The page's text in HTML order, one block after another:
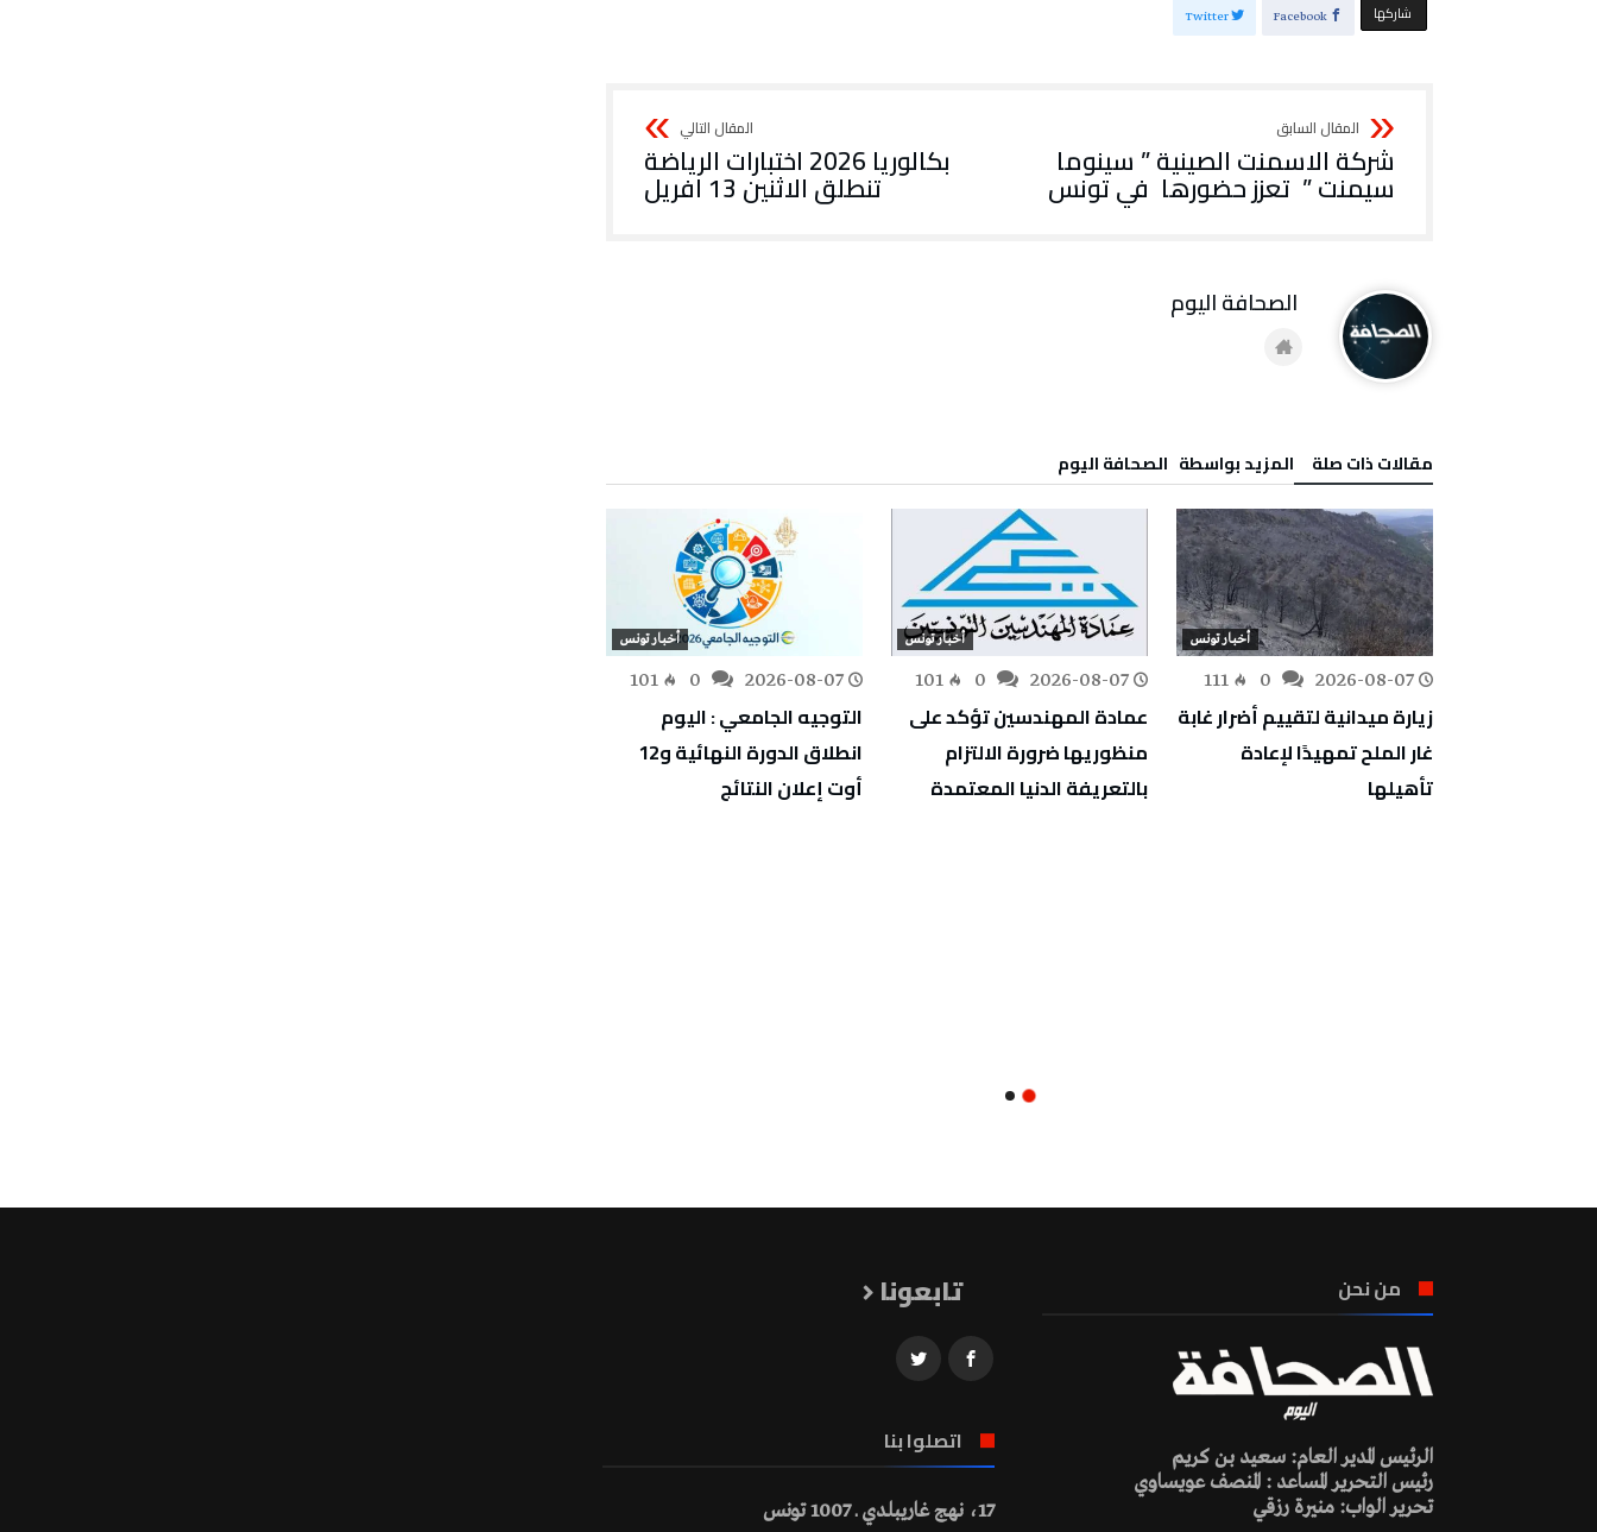
‫‫ شاركها‬ Facebook
Twitter
شركة الاسمنت الصينية ” سينوما
سيمنت ” تعزز حضورها في تونس
بكالوريا 2026 اختبارات الرياضة
تنطلق الاثنين 13 افريل
‫مقالات ذات صلة‬ ‫‫المزيد بواسطة‬ ‬ ‭ ‬الصحافة‭ ‬اليوم
أخبار تونس
2026-08-07
111
زيارة ميدانية لتقييم أضرار غابة
غار الملح تمهيدًا لإعادة
تأهيلها
أخبار تونس
2026-08-07
101
عمادة المهندسين تؤكد على
منظوريها ضرورة الالتزام
بالتعريفة الدنيا المعتمدة
أخبار تونس
2026-08-07
101
التوجيه الجامعي : اليوم
انطلاق الدورة النهائية و12
أوت إعلان النتائج
من نحن
الرئيس المدير العام: سعيد بن كريم
رئيس التحرير المساعد : المنصف عويساوي
تحرير الواب: منيرة رزقي
تابعونا
اتصلوا بنا
17، نهج غاريبلدي ـ 1007 تونس